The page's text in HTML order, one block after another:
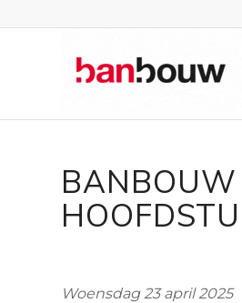
BANBOUW
Woensdag 23 april 2025